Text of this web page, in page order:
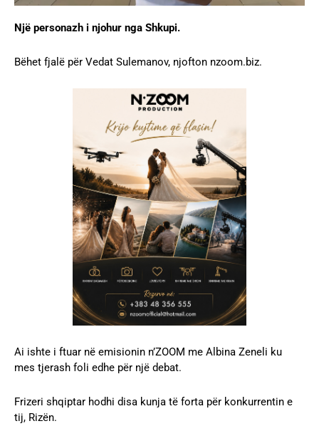
Një personazh i njohur nga Shkupi.
Bëhet fjalë për Vedat Sulemanov, njofton nzoom.biz.
Ai ishte i ftuar në emisionin n’ZOOM me Albina Zeneli ku
mes tjerash foli edhe për një debat.
Frizeri shqiptar hodhi disa kunja të forta për konkurrentin e
tij, Rizën.